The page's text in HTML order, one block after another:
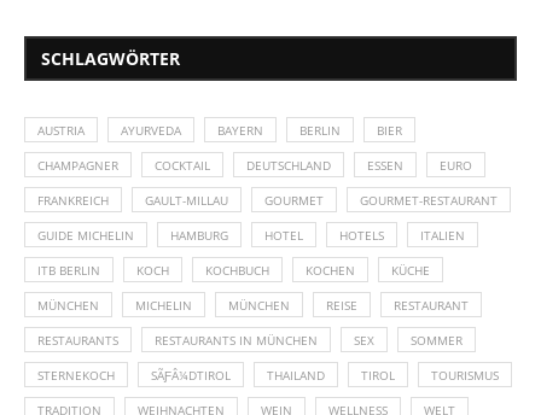
SCHLAGWÖRTER
AUSTRIA AYURVEDA BAYERN BERLIN BIER
CHAMPAGNER COCKTAIL DEUTSCHLAND ESSEN EURO
FRANKREICH GAULT-MILLAU GOURMET GOURMET-RESTAURANT
GUIDE MICHELIN HAMBURG HOTEL HOTELS ITALIEN
ITB BERLIN KOCH KOCHBUCH KOCHEN KÜCHE
MÜNCHEN MICHELIN MÜNCHEN REISE RESTAURANT
RESTAURANTS RESTAURANTS IN MÜNCHEN SEX SOMMER
STERNEKOCH SÃƑÂ¼DTIROL THAILAND TIROL TOURISMUS
TRADITION WEIHNACHTEN WEIN WELLNESS WELT